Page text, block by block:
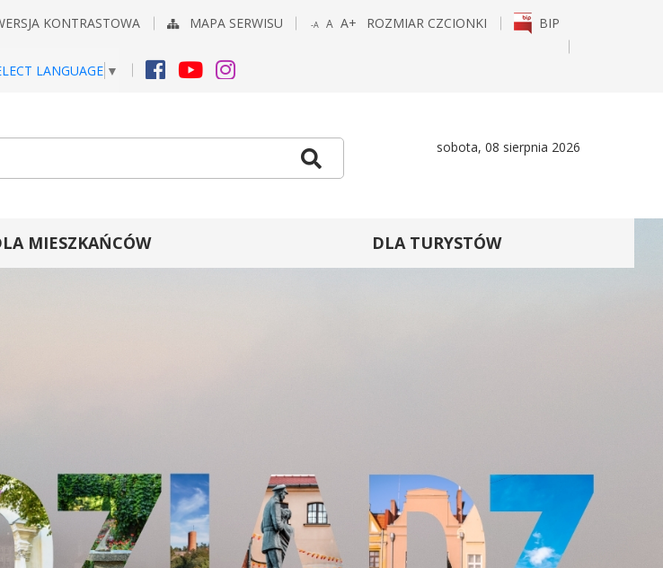
KONTRASTOWA MAPA SERWISU
-A
A A+
ROZMIAR CZCIONKI BIP
LANGUAGE ▼
FACEBOOK
YOUTUBEINSTAGRAM
sobota, 08 sierpnia 2026
MIESZKAŃCÓW DLA TURYSTÓW